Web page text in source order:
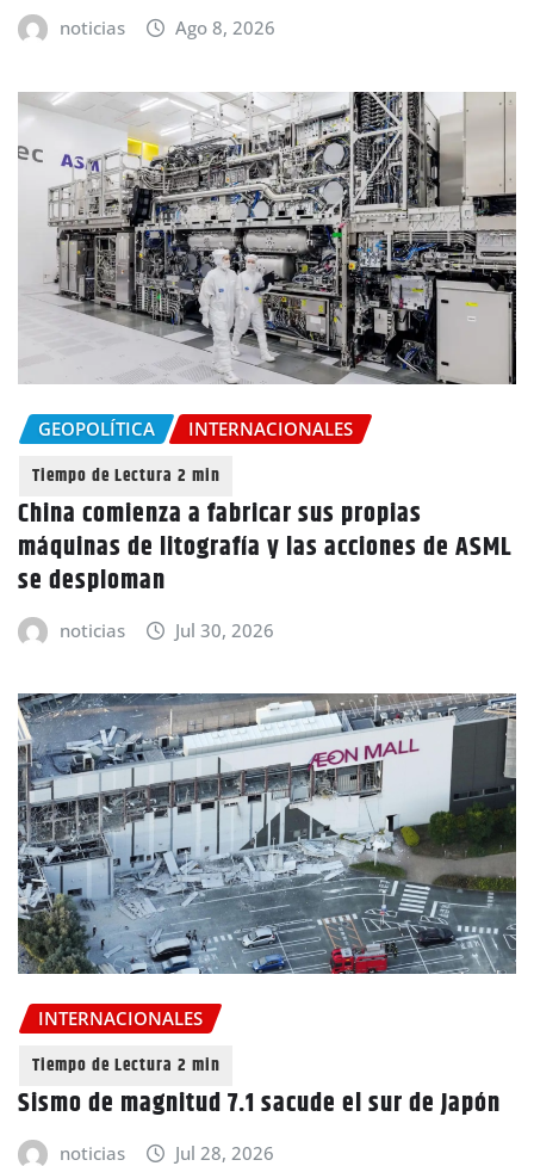
noticias Ago 8, 2026
GEOPOLÍTICA INTERNACIONALES
China comienza a fabricar sus propias
máquinas de litografía y las acciones de ASML
se desploman
noticias Jul 30, 2026
INTERNACIONALES
Sismo de magnitud 7.1 sacude el sur de Japón
noticias Jul 28, 2026